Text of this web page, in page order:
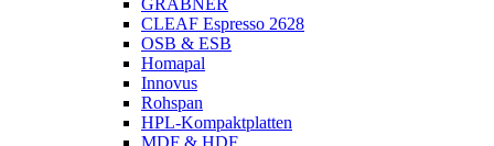
GRABNER
CLEAF Espresso 2628
OSB & ESB
Homapal
Innovus
Rohspan
HPL-Kompaktplatten